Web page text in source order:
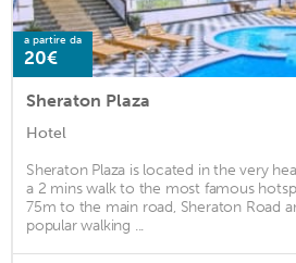
a partire da
20€
Sheraton Plaza
Hotel
Sheraton Plaza is located in the very
a 2 mins walk to the most famous
75m to the main road, Sheraton Road
popular walking ...